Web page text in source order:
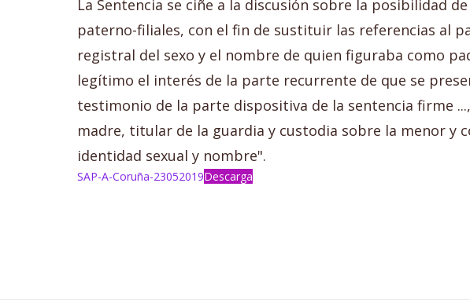
La Sentencia se ciñe a la discusión sobre la posibilidad
paterno-filiales, con el fin de sustituir las referencias al
registral del sexo y el nombre de quien figuraba como
legítimo el interés de la parte recurrente de que se
testimonio de la parte dispositiva de la sentencia firme
madre, titular de la guardia y custodia sobre la menor
identidad sexual y nombre".
SAP-A-Coruña-23052019Descarga